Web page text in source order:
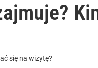
się na wizytę?